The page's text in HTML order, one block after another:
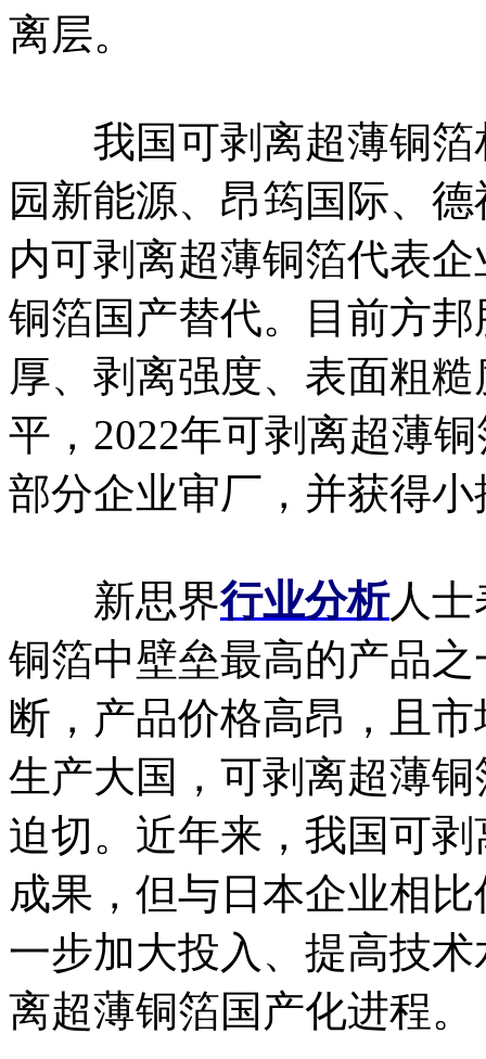
离层。
我国可剥离超薄铜箔
园新能源、昂筠国际、
内可剥离超薄铜箔代表
铜箔国产替代。目前方
厚、剥离强度、表面粗
平，2022年可剥离超薄
部分企业审厂，并获得
新思界行业分析人士
铜箔中壁垒最高的产品
断，产品价格高昂，且
生产大国，可剥离超薄
迫切。近年来，我国可
成果，但与日本企业相
一步加大投入、提高技
离超薄铜箔国产化进程。